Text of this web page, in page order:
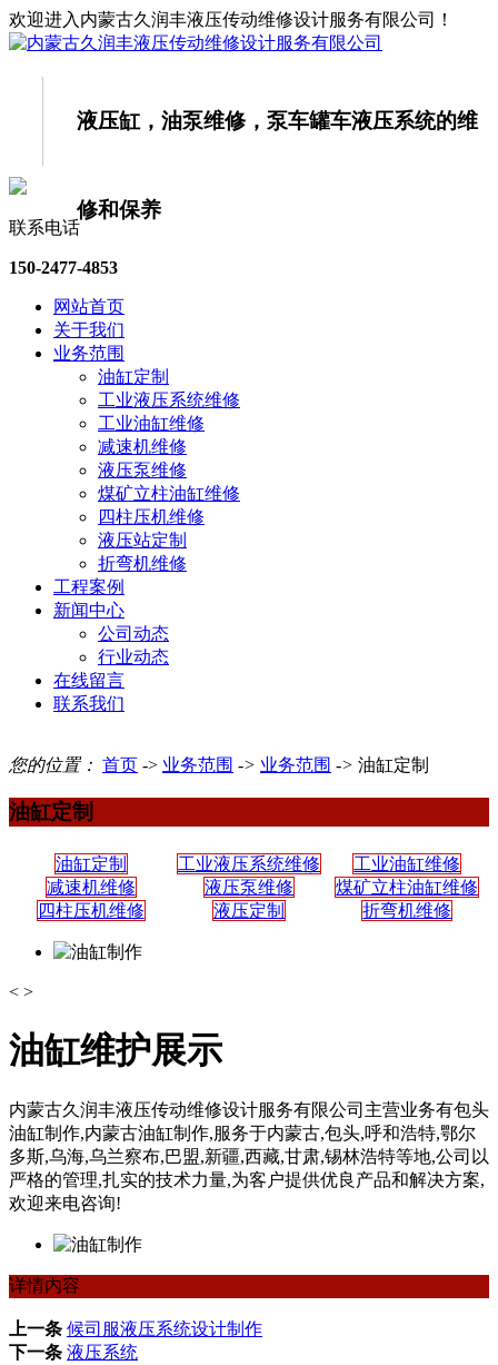
欢迎进入内蒙古久润丰液压传动维修设计服务有限公司！
液压缸，油泵维修，泵车罐车液压系统的维
修和保养
联系电话
150-2477-4853
网站首页
关于我们
业务范围
油缸定制
工业液压系统维修
工业油缸维修
减速机维修
液压泵维修
煤矿立柱油缸维修
四柱压机维修
液压站定制
折弯机维修
工程案例
新闻中心
公司动态
行业动态
在线留言
联系我们
您的位置： 首页 -> 业务范围 -> 业务范围 -> 油缸定制
油缸定制
油缸定制 工业液压系统维修
工业油缸维修
减速机维修
液压泵维修
煤矿立柱油缸维修
四柱压机维修
液压定制 折弯机维修
< >
油缸维护展示
内蒙古久润丰液压传动维修设计服务有限公司主营业务有包头
油缸制作,内蒙古油缸制作,服务于内蒙古,包头,呼和浩特,鄂尔
多斯,乌海,乌兰察布,巴盟,新疆,西藏,甘肃,锡林浩特等地,公司以
严格的管理,扎实的技术力量,为客户提供优良产品和解决方案,
欢迎来电咨询!
详情内容
上一条 候司服液压系统设计制作
下一条 液压系统